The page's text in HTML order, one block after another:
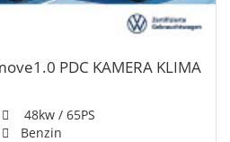
PDC KAMERA KLIMA
48kw / 65PS
Benzin